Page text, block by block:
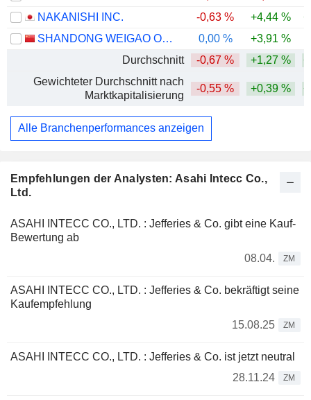
Empfehlungen der Analysten: Asahi Intecc Co.,
Ltd.
ASAHI INTECC CO., LTD. : Jefferies & Co. gibt eine Kauf-
Bewertung ab
08.04.
ZM
ASAHI INTECC CO., LTD. : Jefferies & Co. bekräftigt seine
Kaufempfehlung
15.08.25
ZM
ASAHI INTECC CO., LTD. : Jefferies & Co. ist jetzt neutral
28.11.24
ZM
NAKANISHI INC.
-0,63 % +4,44 %
SHANDONG WEIGAO ORTHOPAEDIC DEVICE CO., LTD
0,00 % +3,91 %
Durchschnitt
-0,67 % +1,27 %
Gewichteter Durchschnitt nach
Marktkapitalisierung
-0,55 % +0,39 %
Alle Branchenperformances anzeigen